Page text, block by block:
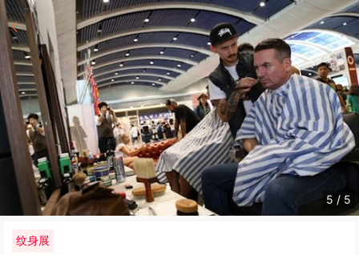
5 / 5
纹身展